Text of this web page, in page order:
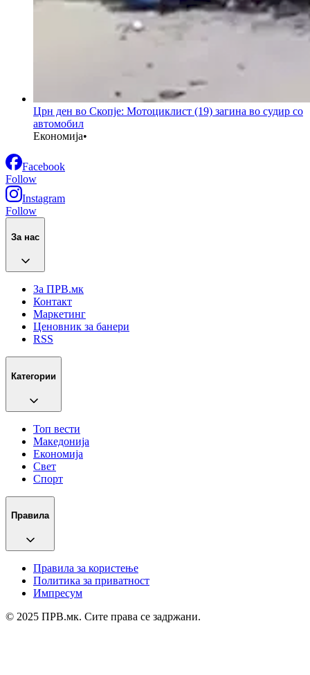
Црн ден во Скопје: Мотоциклист (19) загина во судир со
автомобил
Економија•
Facebook
Follow
Instagram
Follow
За нас
За ПРВ.мк
Контакт
Маркетинг
Ценовник за банери
RSS
Категории
Топ вести
Македонија
Економија
Свет
Спорт
Правила
Правила за користење
Политика за приватност
Импресум
© 2025 ПРВ.мк. Сите права се задржани.